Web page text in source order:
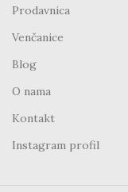
Prodavnica
Venčanice
Blog
O nama
Kontakt
Instagram profil